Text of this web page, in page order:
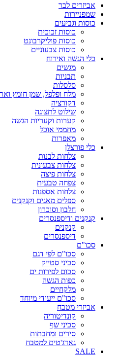
אביזרים לבר
שמפניירות
כוסות וגביעים
כוסות זכוכית
כוסות פוליקרבונט
כוסות צבעוניים
כלי הגשה ואירוח
מגשים
תבניות
סלסלות
מלח ופלפל, שמן חומץ
דקורציה
שילוט לתצוגה
קערות וקעריות הגשה
מחממי אוכל
מאפרות
כלי פורצלן
צלחות לבנות
צלחות צבעונית
צלחות פיצה
צפחה טבעית
צלחות אספנות
ספלים מאגים וקנקנים
חלבון וסוכרון
קנקנים ודיספנסרים
קנקנים
דיספנסרים
סכו"ם
סכו"ם לפי דגם
סכיני סטייק
סכום לפירות ים
כפות הגשה
מלקחיים
סכו"ם ייעודי מיוחד
אביזרי מטבח
קונדיטוריה
סכיני שף
סירים ומחבתות
גאדג'טים למטבח
SALE